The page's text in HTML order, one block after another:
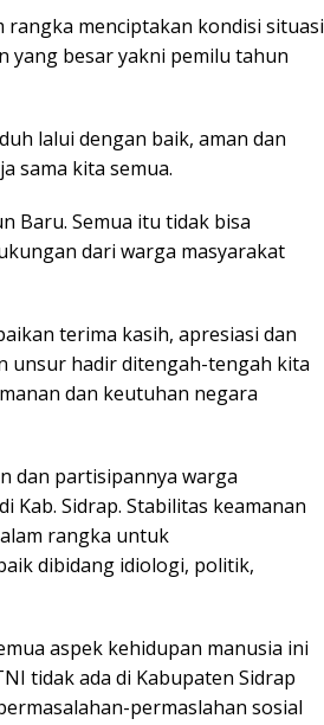
rangka menciptakan kondisi situasi
yang besar yakni pemilu tahun
lalui dengan baik, aman dan
sama kita semua.
Baru. Semua itu tidak bisa
dari warga masyarakat
terima kasih, apresiasi dan
unsur hadir ditengah-tengah kita
dan keutuhan negara
dan partisipannya warga
Kab. Sidrap. Stabilitas keamanan
rangka untuk
dibidang idiologi, politik,
aspek kehidupan manusia ini
tidak ada di Kabupaten Sidrap
permaslahan sosial